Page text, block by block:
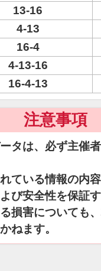
13-16
4-13
16-4
4-13-16
16-4-13
注意事項
タは、必ず主催
ている情報の内
び安全性を保証
損害についても
ねます。